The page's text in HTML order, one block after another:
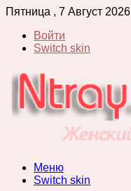
Пятница , 7 Август 2026
Войти
Switch skin
Меню
Switch skin